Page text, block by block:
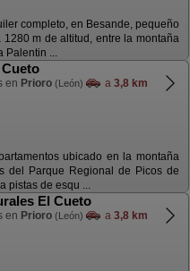
completo, en Besande, pequeño
m de altitud, entre la montaña
Palentin ...
en Prioro (León) a 3,8 km
ubicado en la montaña
del Parque Regional de Picos de
pistas de esqu ...
El Cueto
en Prioro (León) a 3,8 km